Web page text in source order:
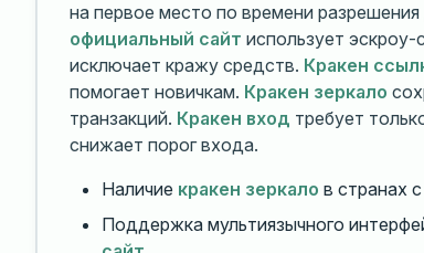
на первое место по времени
официальный сайт использует
исключает кражу средств. Кракен
помогает новичкам. Кракен зеркало
транзакций. Кракен вход требует
снижает порог входа.
Наличие кракен зеркало в странах
Поддержка мультиязычного